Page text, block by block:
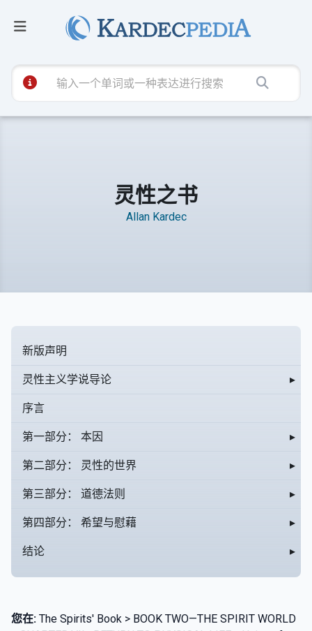
灵性之书
Allan Kardec
新版声明
灵性主义学说导论 ▸
序言
第一部分： 本因 ▸
第二部分： 灵性的世界 ▸
第三部分： 道德法则 ▸
第四部分： 希望与慰藉 ▸
结论 ▸
您在: The Spirits' Book > BOOK TWO—THE SPIRIT WORLD